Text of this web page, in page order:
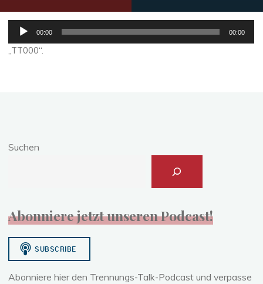
Audio-
Player
00:00 00:00
„TT000“.
Suchen
Abonniere jetzt unseren Podcast!
Abonniere hier den Trennungs-Talk-Podcast und verpasse